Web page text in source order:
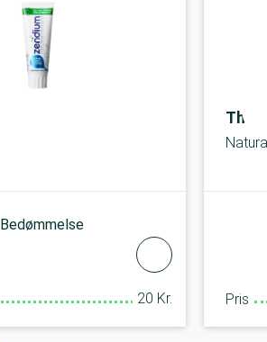
Bedømmelse
20 Kr.
The
Pris